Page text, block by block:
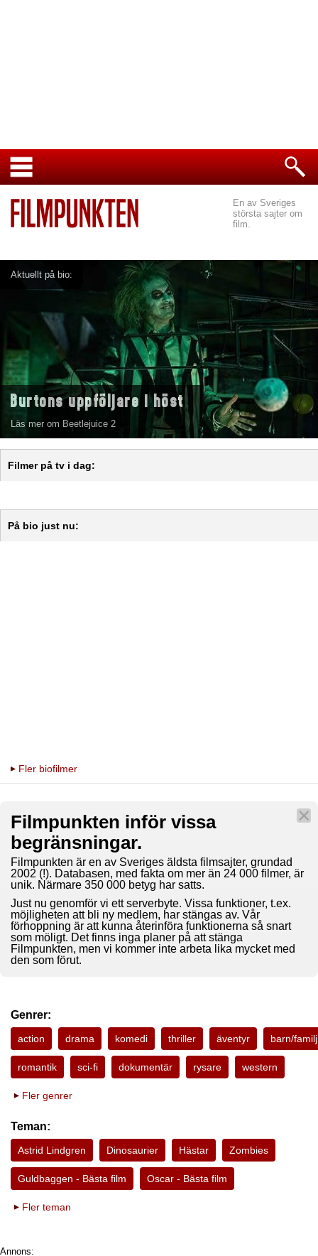
En av Sveriges
största sajter om
film.
Aktuellt på bio:
Burtons uppföljare i höst
Läs mer om Beetlejuice 2
Filmer på tv i dag:
På bio just nu:
Fler biofilmer
Filmpunkten inför vissa
begränsningar.
Filmpunkten är en av Sveriges äldsta filmsajter, grundad
2002 (!). Databasen, med fakta om mer än 24 000 filmer, är
unik. Närmare 350 000 betyg har satts.
Just nu genomför vi ett serverbyte. Vissa funktioner, t.ex.
möjligheten att bli ny medlem, har stängas av. Vår
förhoppning är att kunna återinföra funktionerna så snart
som möligt. Det finns inga planer på att stänga
Filmpunkten, men vi kommer inte arbeta lika mycket med
den som förut.
Genrer:
action drama komedi thriller äventyr barn/familj
romantik sci-fi dokumentär rysare western
Fler genrer
Teman:
Astrid Lindgren Dinosaurier Hästar Zombies
Guldbaggen - Bästa film Oscar - Bästa film
Fler teman
Annons: